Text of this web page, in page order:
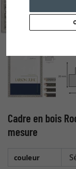
Cadre en bois
mesure
couleur